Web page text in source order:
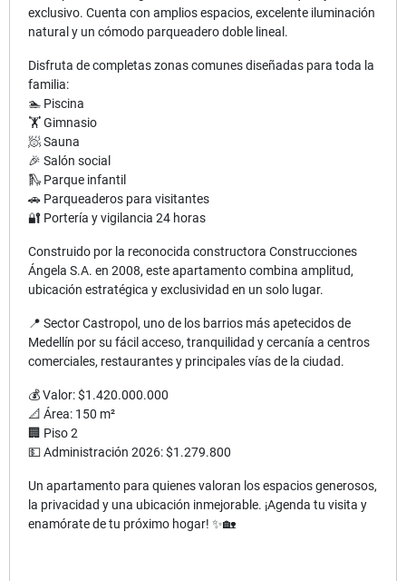
exclusivo. Cuenta con amplios espacios, excelente iluminación
natural y un cómodo parqueadero doble lineal.
Disfruta de completas zonas comunes diseñadas para toda la
familia:
🏊 Piscina
🏋️ Gimnasio
🧖 Sauna
🎉 Salón social
🛝 Parque infantil
🚗 Parqueaderos para visitantes
🔐 Portería y vigilancia 24 horas
Construido por la reconocida constructora Construcciones
Ángela S.A. en 2008, este apartamento combina amplitud,
ubicación estratégica y exclusividad en un solo lugar.
📍 Sector Castropol, uno de los barrios más apetecidos de
Medellín por su fácil acceso, tranquilidad y cercanía a centros
comerciales, restaurantes y principales vías de la ciudad.
💰 Valor: $1.420.000.000
📐 Área: 150 m²
🏢 Piso 2
💵 Administración 2026: $1.279.800
Un apartamento para quienes valoran los espacios generosos,
la privacidad y una ubicación inmejorable. ¡Agenda tu visita y
enamórate de tu próximo hogar! ✨🏡